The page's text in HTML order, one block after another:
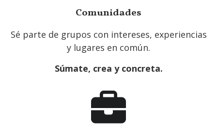
Comunidades
Sé parte de grupos con intereses, experiencias
y lugares en común.
Súmate, crea y concreta.